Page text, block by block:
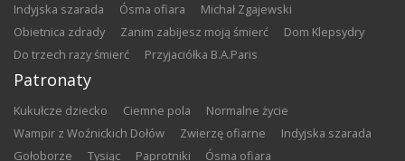
Indyjska szarada Ósma ofiara
Michał Zgajewski
Obietnica zdrady
Zanim zabijesz moją śmierć
Dom Klepsydry
Do trzech razy śmierć
Przyjaciółka B.A.Paris
Patronaty
Kukułcze dziecko Ciemne pola
Normalne życie
Wampir z Woźnickich Dołów
Zwierzę ofiarne
Indyjska szarada
Gołoborze
Tysiąc Paprotniki Ósma ofiara